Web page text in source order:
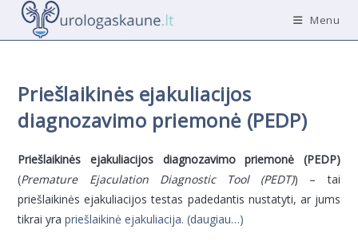
Menu
Priešlaikinės ejakuliacijos
diagnozavimo priemonė (PEDP)
Priešlaikinės ejakuliacijos diagnozavimo priemonė (PEDP)
(Premature Ejaculation Diagnostic Tool (PEDT)) – tai
priešlaikinės ejakuliacijos testas padedantis nustatyti, ar jums
tikrai yrapriešlaikinė ejakuliacija. (daugiau…)